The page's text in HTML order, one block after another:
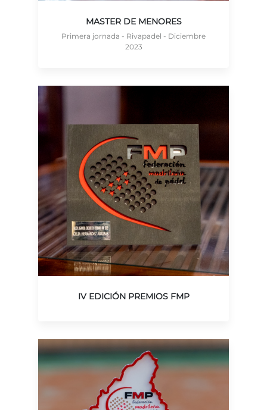
MASTER DE MENORES
Primera jornada - Rivapadel - Diciembre
2023
IV EDICIÓN PREMIOS FMP